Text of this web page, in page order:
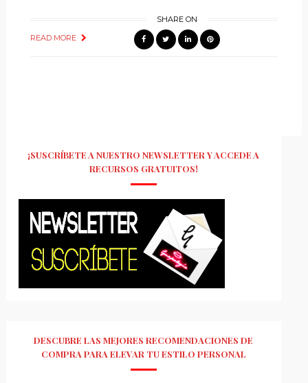
READ MORE
SHARE ON
¡SUSCRÍBETE A NUESTRO NEWSLETTER Y ACCEDE A
RECURSOS GRATUITOS!
DESCUBRE LAS MEJORES RECOMENDACIONES DE
COMPRA PARA ELEVAR TU ESTILO PERSONAL